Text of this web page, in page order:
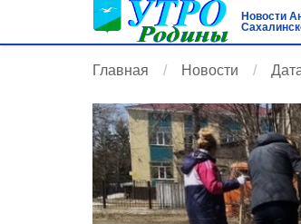
Новости
Главная Новости